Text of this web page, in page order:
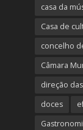
casa da
Casa de
concelho
Câmara
direção
doces